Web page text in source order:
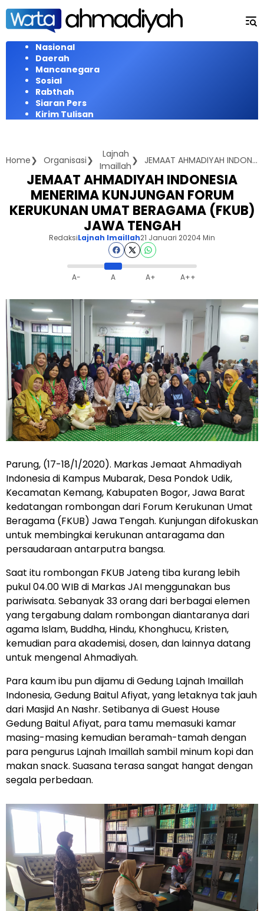
Langsung
konten
Nasional
Daerah
Mancanegara
Sosial
Rabthah
Siaran Pers
Kirim Tulisan
Home Organisasi
Lajnah
Imaillah
JEMAAT AHMADIYAH INDONESIA MENERIMA KUNJUNGAN FORUM KERUKUNAN UMAT BERAGAMA (FKUB) JAWA TENGAH
JEMAAT AHMADIYAH INDONESIA
MENERIMA KUNJUNGAN FORUM
KERUKUNAN UMAT BERAGAMA (FKUB)
JAWA TENGAH
RedaksiLajnah Imaillah21 Januari 20204 Min
A- A A+ A++
Parung, (17-18/1/2020). Markas Jemaat Ahmadiyah
Indonesia di Kampus Mubarak, Desa Pondok Udik,
Kecamatan Kemang, Kabupaten Bogor, Jawa Barat
kedatangan rombongan dari Forum Kerukunan Umat
Beragama (FKUB) Jawa Tengah. Kunjungan difokuskan
untuk membingkai kerukunan antaragama dan
persaudaraan antarputra bangsa.
Saat itu rombongan FKUB Jateng tiba kurang lebih
pukul 04.00 WIB di Markas JAI menggunakan bus
pariwisata. Sebanyak 33 orang dari berbagai elemen
yang tergabung dalam rombongan diantaranya dari
agama Islam, Buddha, Hindu, Khonghucu, Kristen,
kemudian para akademisi, dosen, dan lainnya datang
untuk mengenal Ahmadiyah.
Para kaum ibu pun dijamu di Gedung Lajnah Imaillah
Indonesia, Gedung Baitul Afiyat, yang letaknya tak jauh
dari Masjid An Nashr. Setibanya di Guest House
Gedung Baitul Afiyat, para tamu memasuki kamar
masing-masing kemudian beramah-tamah dengan
para pengurus Lajnah Imaillah sambil minum kopi dan
makan snack. Suasana terasa sangat hangat dengan
segala perbedaan.